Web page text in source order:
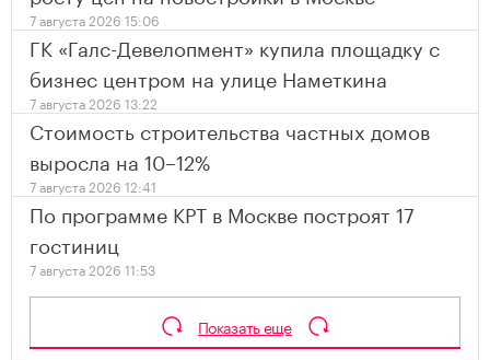
7 августа 2026 15:06
ГК «Галс-Девелопмент» купила площадку с
бизнес центром на улице Наметкина
7 августа 2026 13:22
Стоимость строительства частных домов
выросла на 10–12%
7 августа 2026 12:41
По программе КРТ в Москве построят 17
гостиниц
7 августа 2026 11:53
Показать еще